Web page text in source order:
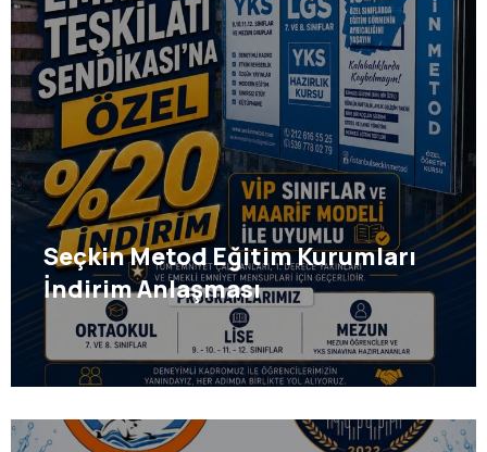
Seçkin Metod Eğitim Kurumları
İndirim Anlaşması